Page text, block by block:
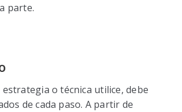
parte.
o técnica utilice, debe
de cada paso. A partir de